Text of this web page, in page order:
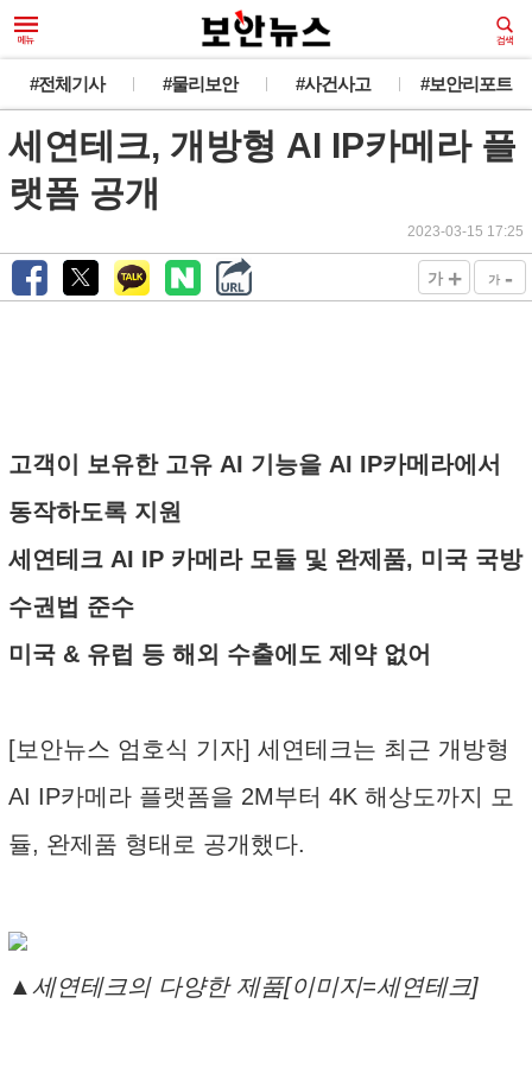
#전체기사 #물리보안 #사건사고 #보안리포트
세연테크, 개방형 AI IP카메라 플
랫폼 공개
2023-03-15 17:25
가 + 가 -
고객이 보유한 고유 AI 기능을 AI IP카메라에서
동작하도록 지원
세연테크 AI IP 카메라 모듈 및 완제품, 미국 국방
수권법 준수
미국 & 유럽 등 해외 수출에도 제약 없어
[보안뉴스 엄호식 기자] 세연테크는 최근 개방형
AI IP카메라 플랫폼을 2M부터 4K 해상도까지 모
듈, 완제품 형태로 공개했다.
▲세연테크의 다양한 제품[이미지=세연테크]